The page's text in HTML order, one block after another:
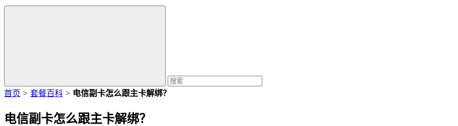
首页 > 套餐百科 > 电信副卡怎么跟主卡解绑？
电信副卡怎么跟主卡解绑？